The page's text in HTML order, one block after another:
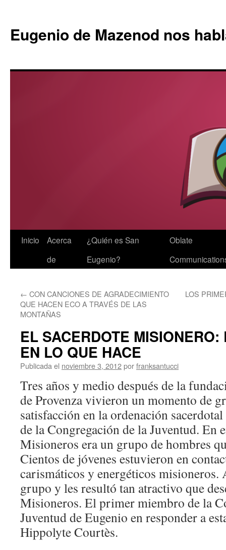
Eugenio de Mazenod nos
Saltar
Inicio
Acerca
de
¿Quién es San
Eugenio?
Oblate
← CON CANCIONES DE AGRADECIMIENTO
QUE HACEN ECO A TRAVÉS DE LAS
MONTAÑAS
LOS
EL SACERDOTE
EN LO QUE HACE
Publicada el noviembre 3, 2012porfranksantucci
Tres años y medio después de la
de Provenza vivieron un momento de
satisfacción en la ordenación
de la Congregación de la Juventud. En
Misioneros era un grupo de hombres
Cientos de jóvenes estuvieron en
carismáticos y energéticos
grupo y les resultó tan atractivo que
Misioneros. El primer miembro de la
Juventud de Eugenio en responder a
Hippolyte Courtès.